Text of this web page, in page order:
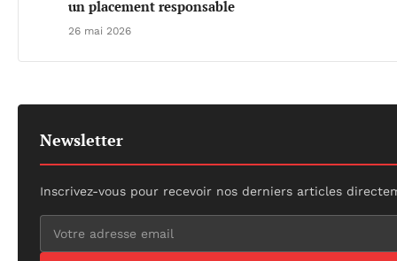
un placement responsable
26 mai 2026
Newsletter
Inscrivez-vous pour recevoir nos derniers articles